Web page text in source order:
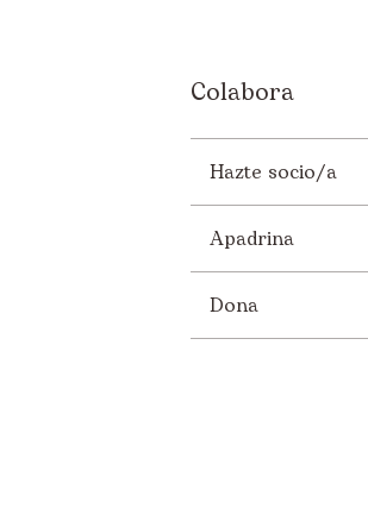
Colabora
Hazte socio/a
Apadrina
Dona